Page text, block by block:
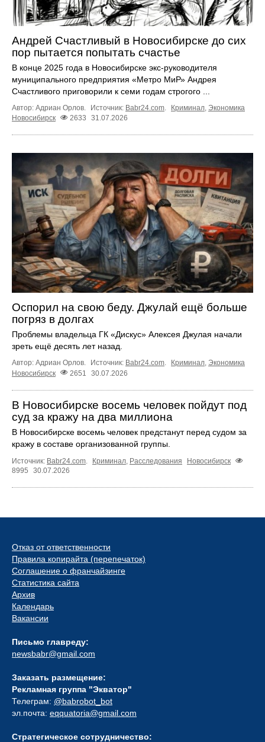
Андрей Счастливый в Новосибирске до сих
пор пытается попытать счастье
В конце 2025 года в Новосибирске экс‑руководителя
муниципального предприятия «Метро МиР» Андрея
Счастливого приговорили к семи годам строгого ...
Автор: Адриан Орлов. Источник: Babr24.com Криминал Экономика
Новосибирск
2633 31.07.2026
Оспорил на свою беду. Джулай ещё больше
погряз в долгах
Проблемы владельца ГК «Дискус» Алексея Джулая начали
зреть ещё десять лет назад.
Автор: Адриан Орлов. Источник: Babr24.com. Криминал, Экономика
Новосибирск
2651 30.07.2026
В Новосибирске восемь человек пойдут под
суд за кражу на два миллиона
В Новосибирске восемь человек предстанут перед судом за
кражу в составе организованной группы.
Источник: Babr24.com Криминал Расследования
Новосибирск
8995
30.07.2026
Отказ от ответственности
Правила копирайта (перепечаток)
Соглашение о франчайзинге
Статистика сайта
Архив
Календарь
Вакансии
Письмо главреду:
newsbabr@gmail.com
Заказать размещение:
Рекламная группа "Экватор"
Телеграм: @babrobot_bot
эл.почта: eqquatoria@gmail.com
Стратегическое сотрудничество: